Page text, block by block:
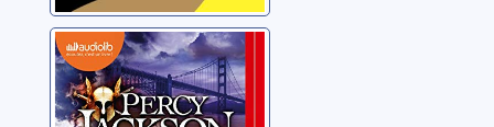
Percy Jackson:
[03]:Le sort du
Titan